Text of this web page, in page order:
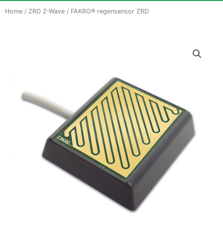
Home / ZRD Z-Wave / FAKRO® regensensor ZRD